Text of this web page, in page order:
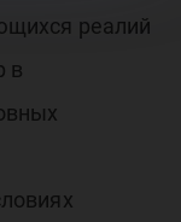
реалий
в